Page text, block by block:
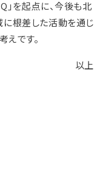
」を起点に、今後も北
根差した活動を通じ
えです。
以上